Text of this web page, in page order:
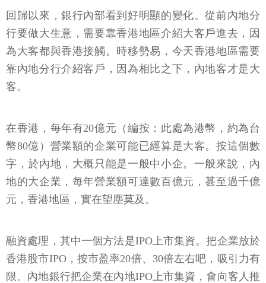
回歸以來，銀行內部看到好明顯的變化。從前內地分
行要做大生意，需要靠香港地區介紹大客戶進去，因
為大客都與香港接觸。時移勢易，今天香港地區需要
靠內地分行介紹客戶，因為相比之下，內地客才是大
客。
在香港，每年有20億元（編按：此處為港幣，約為台
幣80億）營業額的企業可能已經算是大客。按這個數
字，於內地，大概只能是一般中小企。一般來說，內
地的大企業，每年營業額可達數百億元，甚至過千億
元，香港地區，實在望塵莫及。
融資處理，其中一個方法是IPO上市集資。把企業放於
香港股市IPO，按市盈率20倍、30倍左右吧，吸引力有
限。內地銀行把企業在內地IPO上市集資，會向客人推